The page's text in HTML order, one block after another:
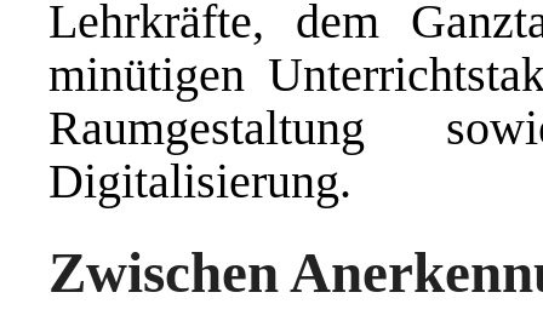
Lehrkräfte, dem
minütigen
Raumgestaltung
Digitalisierung.
Zwischen